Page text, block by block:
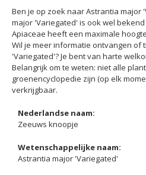
Ben je op zoek naar Astrantia major
major 'Variegated' is ook wel
Apiaceae heeft een maximale
Wil je meer informatie ontvangen of
'Variegated'? Je bent van harte
Belangrijk om te weten: niet alle
groenencyclopedie zijn (op elk
verkrijgbaar.
Nederlandse naam:
Zeeuws knoopje
Wetenschappelijke naam:
Astrantia major 'Variegated'